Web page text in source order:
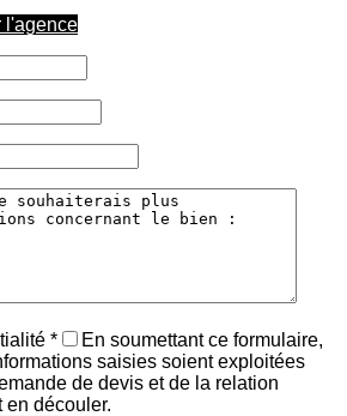
l'agence
*
En soumettant ce formulaire,
saisies soient exploitées
de devis et de la relation
en découler.